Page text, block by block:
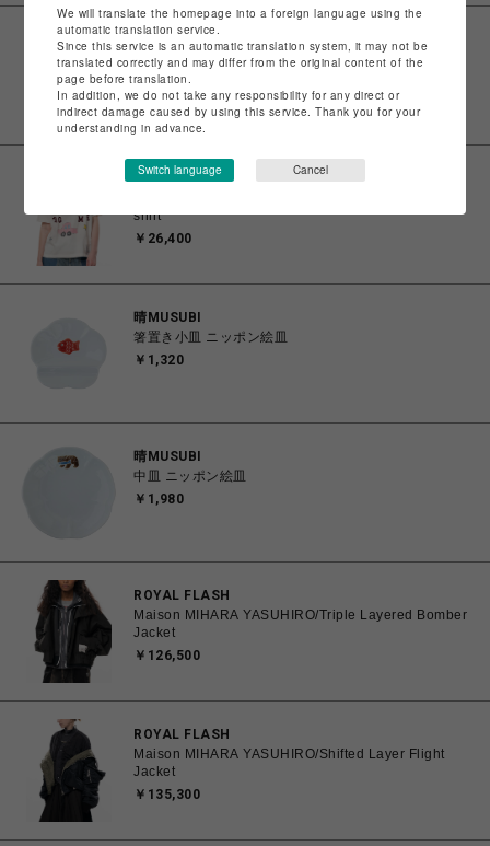
ROYAL FLASH
Maison MIHARA YASUHIRO/Kids Doodle Printed T-
shirt
￥26,400
ROYAL FLASH
shirt
￥26,400
晴MUSUBI
箸置き小皿 ニッポン絵皿
￥1,320
晴MUSUBI
中皿 ニッポン絵皿
￥1,980
ROYAL FLASH
Maison MIHARA YASUHIRO/Triple Layered Bomber
Jacket
￥126,500
ROYAL FLASH
Maison MIHARA YASUHIRO/Shifted Layer Flight
Jacket
￥135,300
We will translate the homepage into a foreign language using the
automatic translation service.
Since this service is an automatic translation system, it may not be
translated correctly and may differ from the original content of the
page before translation.
In addition, we do not take any responsibility for any direct or
indirect damage caused by using this service. Thank you for your
understanding in advance.
Switch language Cancel